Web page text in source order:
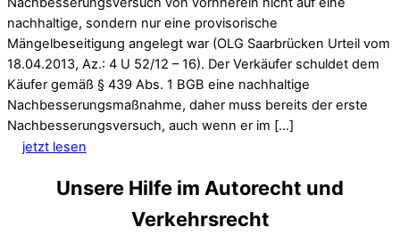
nachhaltige, sondern nur eine provisorische
Mängelbeseitigung angelegt war (OLG Saarbrücken Urteil vom
18.04.2013, Az.: 4 U 52/12 – 16). Der Verkäufer schuldet dem
Käufer gemäß § 439 Abs. 1 BGB eine nachhaltige
Nachbesserungsmaßnahme, daher muss bereits der erste
Nachbesserungsversuch, auch wenn er im […]
jetzt lesen
Unsere Hilfe im Autorecht und
Verkehrsrecht